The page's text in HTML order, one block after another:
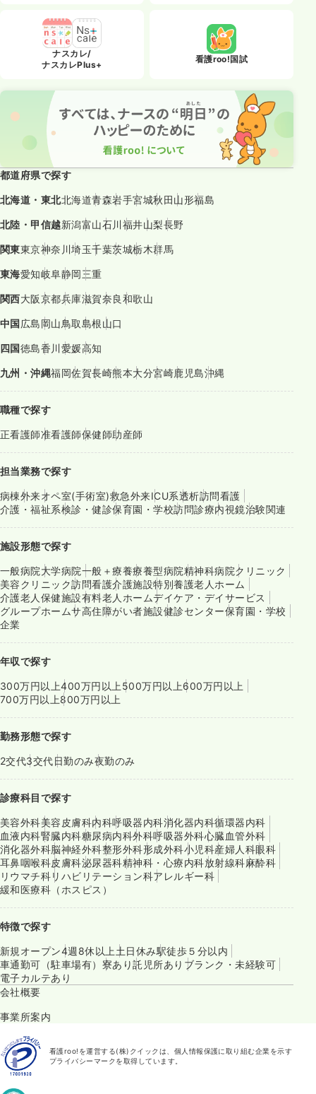
ナスカレ/
ナスカレPlus+
看護roo!国試
都道府県で探す
北海道・東北北海道青森岩手宮城秋田山形福島
北陸・甲信越新潟富山石川福井山梨長野
関東東京神奈川埼玉千葉茨城栃木群馬
東海愛知岐阜静岡三重
関西大阪京都兵庫滋賀奈良和歌山
中国広島岡山鳥取島根山口
四国徳島香川愛媛高知
九州・沖縄福岡佐賀長崎熊本大分宮崎鹿児島沖縄
職種で探す
正看護師准看護師保健師助産師
担当業務で探す
病棟外来オペ室(手術室)救急外来ICU系透析訪問看護
介護・福祉系検診・健診保育園・学校訪問診療内視鏡治験関連
施設形態で探す
一般病院大学病院一般＋療養療養型病院精神科病院クリニック
美容クリニック訪問看護介護施設特別養護老人ホーム
介護老人保健施設有料老人ホームデイケア・デイサービス
グループホームサ高住障がい者施設健診センター保育園・学校
企業
年収で探す
300万円以上400万円以上 500万円以上600万円以上
700万円以上800万円以上
勤務形態で探す
2交代3交代日勤のみ夜勤のみ
診療科目で探す
美容外科美容皮膚科内科呼吸器内科消化器内科循環器内科
血液内科腎臓内科糖尿病内科外科呼吸器外科心臓血管外科
消化器外科脳神経外科整形外科形成外科小児科産婦人科眼科
耳鼻咽喉科皮膚科泌尿器科精神科・心療内科放射線科麻酔科
リウマチ科リハビリテーション科アレルギー科
緩和医療科（ホスピス）
特徴で探す
新規オープン4週8休以上 土日休み駅徒歩５分以内
車通勤可（駐車場有） 寮あり託児所あり ブランク・未経験可
電子カルテあり
会社概要
事業所案内
看護roo!を運営する(株)クイックは、個人情報保護に取り組む企業を示す
プライバシーマークを取得しています。